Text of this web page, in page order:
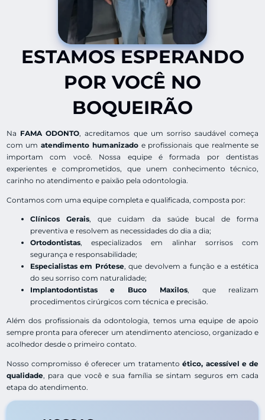
ESTAMOS ESPERANDO
POR VOCÊ NO
BOQUEIRÃO
Na FAMA ODONTO, acreditamos que um sorriso saudável começa
com umatendimento humanizadoe profissionais que realmente se
importam com você. Nossa equipe é formada por dentistas
experientes e comprometidos, que unem conhecimento técnico,
carinho no atendimento e paixão pela odontologia.
Contamos com uma equipe completa e qualificada, composta por:
Clínicos Gerais, que cuidam da saúde bucal de forma
preventiva e resolvem as necessidades do dia a dia;
Ortodontistas, especializados em alinhar sorrisos com
segurança e responsabilidade;
Especialistas em Prótese, que devolvem a função e a estética
do seu sorriso com naturalidade;
Implantodontistas e Buco Maxilos, que realizam
procedimentos cirúrgicos com técnica e precisão.
Além dos profissionais da odontologia, temos uma equipe de apoio
sempre pronta para oferecer um atendimento atencioso, organizado e
acolhedor desde o primeiro contato.
Nosso compromisso é oferecer um tratamentoético, acessível e de
qualidade, para que você e sua família se sintam seguros em cada
etapa do atendimento.